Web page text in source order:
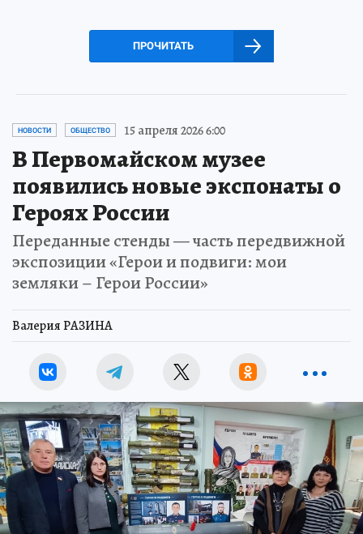
ПРОЧИТАТЬ
НОВОСТИ ОБЩЕСТВО 15 апреля 2026 6:00
В Первомайском музее
появились новые экспонаты о
Героях России
Переданные стенды — часть передвижной
экспозиции «Герои и подвиги: мои
земляки – Герои России»
Валерия РАЗИНА